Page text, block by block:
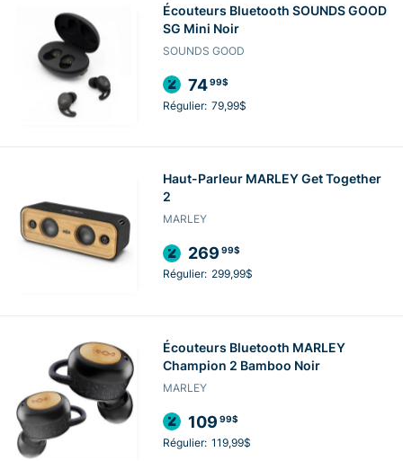
Écouteurs Bluetooth SOUNDS GOOD
SG Mini Noir
SOUNDS GOOD
7499$
Régulier: 79,99$
Haut-Parleur MARLEY Get Together
2
MARLEY
269 99$
Régulier: 299,99$
Écouteurs Bluetooth MARLEY
Champion 2 Bamboo Noir
MARLEY
109 99$
Régulier: 119,99$